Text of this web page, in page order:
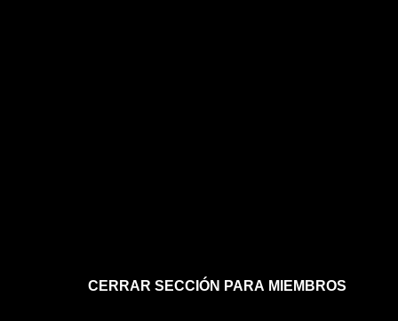
CERRAR SECCIÓN PARA MIEMBROS